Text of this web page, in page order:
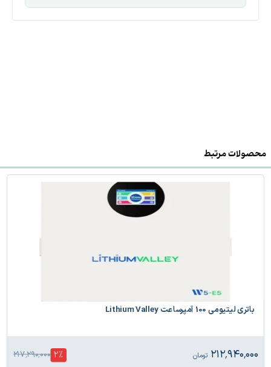
محصولات مرتبط
باتری لیتیومی 100 آمپرساعت Lithium Valley
۲۱۲٬۹۴۰٬۰۰۰ تومان 2% ۲۱۷٬۲۹۰٬۰۰۰